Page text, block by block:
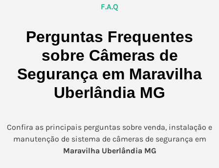
F.A.Q
Perguntas Frequentes
sobre Câmeras de
Segurança em Maravilha
Uberlândia MG
Confira as principais perguntas sobre venda, instalação e
manutenção de sistema de câmeras de segurança em
Maravilha Uberlândia MG